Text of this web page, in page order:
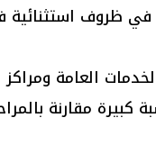
ظروف استثنائية
العامة ومراكز
مقارنة